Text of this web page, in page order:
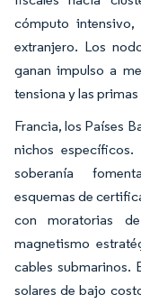
cómputo
extranjero. Los
ganan impulso a
tensiona y las
Francia, los Países
nichos
soberanía
esquemas de
con moratorias
magnetismo
cables submarinos.
solares de bajo